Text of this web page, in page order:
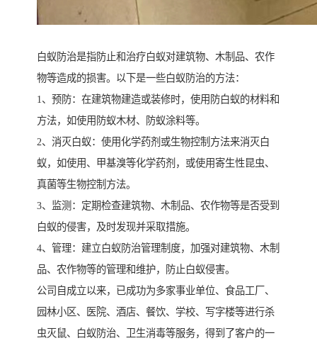
白蚁防治是指防止和治疗白蚁对建筑物、木制品、农作
物等造成的损害。以下是一些白蚁防治的方法：
1、预防：在建筑物建造或装修时，使用防白蚁的材料和
方法，如使用防蚁木材、防蚁涂料等。
2、消灭白蚁：使用化学药剂或生物控制方法来消灭白
蚁，如使用、甲基溴等化学药剂，或使用寄生性昆虫、
真菌等生物控制方法。
3、监测：定期检查建筑物、木制品、农作物等是否受到
白蚁的侵害，及时发现并采取措施。
4、管理：建立白蚁防治管理制度，加强对建筑物、木制
品、农作物等的管理和维护，防止白蚁侵害。
公司自成立以来，已成功为多家事业单位、食品工厂、
园林小区、医院、酒店、餐饮、学校、写字楼等进行杀
虫灭鼠、白蚁防治、卫生消毒等服务，得到了客户的一